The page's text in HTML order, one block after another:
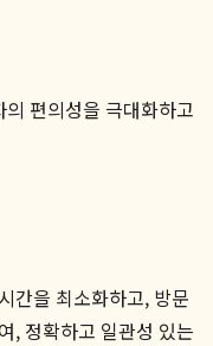
편의성을 극대화하고
간을 최소화하고, 방문
, 정확하고 일관성 있는